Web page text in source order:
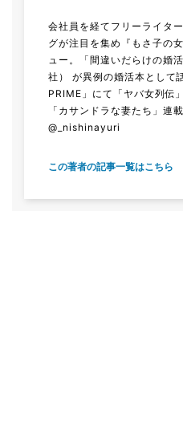
会社員を経てフリーライタ
グが注目を集め『もさ子の
ュー。「間違いだらけの婚
社） が異例の婚活本として
PRIME」にて「ヤバ女列伝
「カサンドラな妻たち」連
@_nishinayuri
この著者の記事一覧はこちら